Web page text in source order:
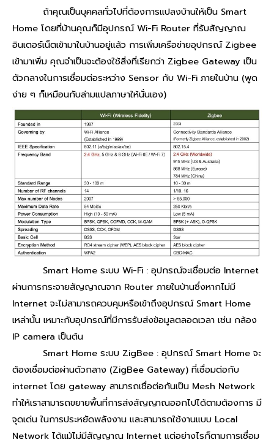
ถ้าคุณเป็นบุคคลทั่วไปที่ต้องการแปลงบ้านให้เป็น Smart
Home โดยที่บ้านคุณก็มีอุปกรณ์ Wi-Fi Router ที่รับสัญญาณ
อินเตอร์เน็ตเข้ามาในบ้านอยู่แล้ว การเพิ่มเครือข่ายอุปกรณ์ Zigbee
เข้ามาเพิ่ม คุณจำเป็นจะต้องใช้สิ่งที่เรียกว่า Zigbee Gateway เป็น
ตัวกลางในการเชื่อมต่อระหว่าง Sensor กับ Wi-Fi ภายในบ้าน (พูด
ง่าย ๆ ก็เหมือนกับล่ามแปลภาษาให้นั่นเอง)
Smart Home ระบบ Wi-Fi : อุปกรณ์จะเชื่อมต่อ Internet
ผ่านการกระจายสัญญาณจาก Router ภายในบ้านซึ่งหากไม่มี
Internet จะไม่สามารถควบคุมหรือเข้าถึงอุปกรณ์ Smart Home
เหล่านั้น เหมาะกับอุปกรณ์ที่มีการรับส่งข้อมูลตลอดเวลา เช่น กล้อง
IP camera เป็นต้น
Smart Home ระบบ ZigBee : อุปกรณ์ Smart Home จะ
ต้องเชื่อมต่อผ่านตัวกลาง (ZigBee Gateway) ที่เชื่อมต่อกับ
internet โดย gateway สามารถเชื่อต่อกันเป็น Mesh Network
ทำให้เราสามารถขยายพื้นที่การส่งสัญญาณออกไปได้ตามต้องการ มี
จุดเด่น ในการประหยัดพลังงาน และสามารถใช้งานแบบ Local
Network ได้แม้ไม่มีสัญญาณ Internet แต่อย่างไรก็ตามการเชื่อม